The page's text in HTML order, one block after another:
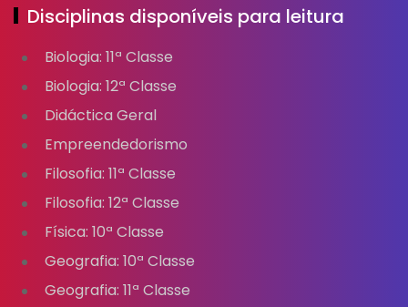
Disciplinas disponíveis para leitura
Biologia: 11ª Classe
Biologia: 12ª Classe
Didáctica Geral
Empreendedorismo
Filosofia: 11ª Classe
Filosofia: 12ª Classe
Física: 10ª Classe
Geografia: 10ª Classe
Geografia: 11ª Classe